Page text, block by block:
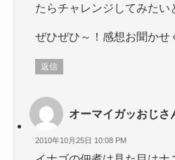
たらチャレンジしてみたい
ぜひぜひ～！感想お聞かせ
返信
オーマイガッおじさ
2010年10月25日 10:08 PM